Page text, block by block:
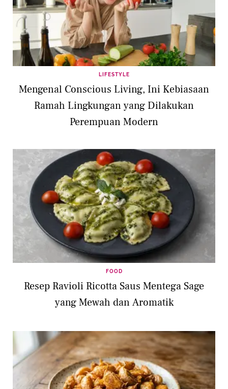
LIFESTYLE
Mengenal Conscious Living, Ini Kebiasaan
Ramah Lingkungan yang Dilakukan
Perempuan Modern
FOOD
Resep Ravioli Ricotta Saus Mentega Sage
yang Mewah dan Aromatik